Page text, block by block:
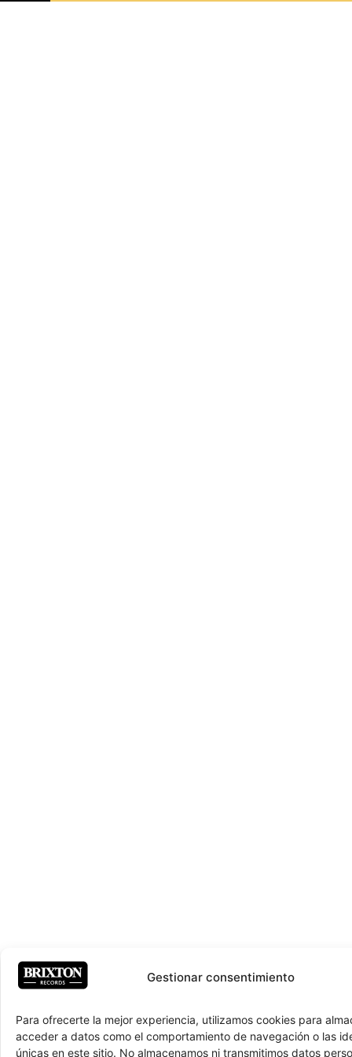
Gestionar consentimiento
Para ofrecerte la mejor experiencia, utilizamos cookies para
acceder a datos como el comportamiento de navegación o las
únicas en este sitio. No almacenamos ni transmitimos datos